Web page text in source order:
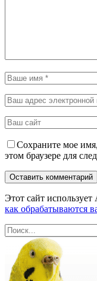
Сохраните мое
этом браузере для
Этот сайт
как обрабатываются